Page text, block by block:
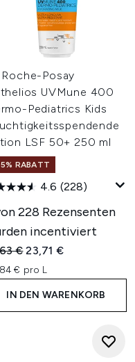
Roche-Posay
UVMune 400
Pediatrics Kids
LSF 50+ 250 ml
RABATT
4.6 (228)
228 Rezensenten
incentiviert
€Aktueller Preis:
23,71 €
€ pro L
IN DEN WARENKORB